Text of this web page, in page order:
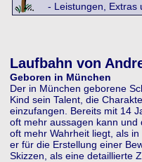
Laufbahn von
Geboren in München
Der in München geborene
Kind sein Talent, die
einzufangen. Bereits mit 14
oft mehr aussagen kann und
oft mehr Wahrheit liegt, als
er für die Erstellung einer
Skizzen, als eine detaillierte
- Leistungen, Extras und